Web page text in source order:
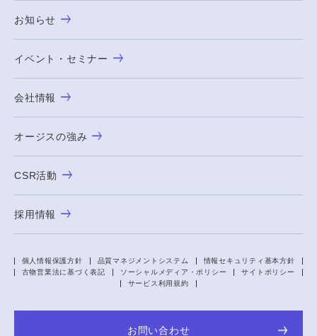
お知らせ
イベント・セミナー
会社情報
オージスの強み
CSR活動
採用情報
個人情報保護方針 品質マネジメントシステム
情報セキュリティ基本方針
古物営業法に基づく表記
ソーシャルメディア・ポリシー
サイトポリシー
サービス利用規約
お問い合わせ